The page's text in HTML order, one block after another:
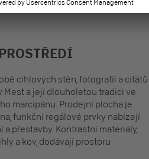
cihlových stěn, fotografií a citátů
Mest a její dlouholetou tradici ve
marcipánu. Prodejní plocha je
funkční regálové prvky nabízejí
přestavby. Kontrastní materiály,
a kov, dodávají prostoru